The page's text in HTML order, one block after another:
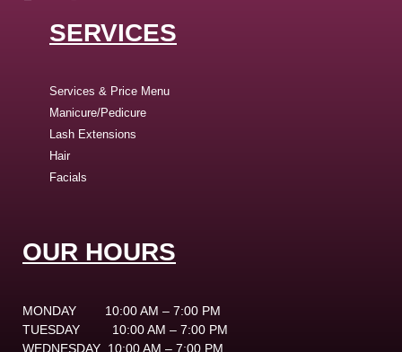
SERVICES
Services & Price Menu
Manicure/Pedicure
Lash Extensions
Hair
Facials
OUR HOURS
MONDAY 10:00 AM – 7:00 PM
TUESDAY
10:00 AM – 7:00 PM
WEDNESDAY 10:00 AM – 7:00 PM